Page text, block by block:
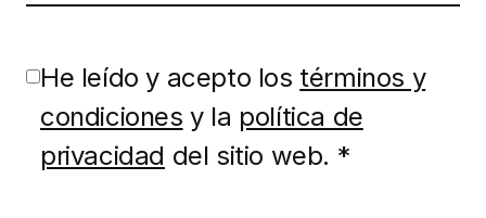
He leído y acepto los términos y
condiciones y la política de
privacidad del sitio web. *